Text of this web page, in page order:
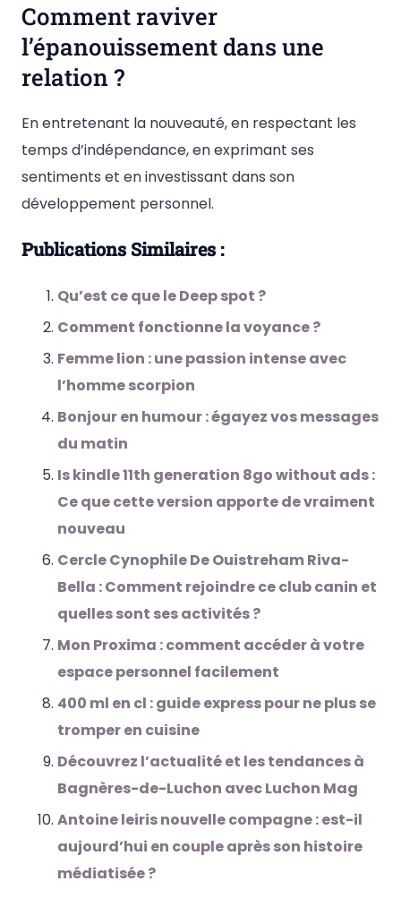
Comment raviver
l’épanouissement dans une
relation ?
En entretenant la nouveauté, en respectant les
temps d’indépendance, en exprimant ses
sentiments et en investissant dans son
développement personnel.
Publications Similaires :
Qu’est ce que le Deep spot ?
Comment fonctionne la voyance ?
Femme lion : une passion intense avec
l’homme scorpion
Bonjour en humour : égayez vos messages
du matin
Is kindle 11th generation 8go without ads :
Ce que cette version apporte de vraiment
nouveau
Cercle Cynophile De Ouistreham Riva-
Bella : Comment rejoindre ce club canin et
quelles sont ses activités ?
Mon Proxima : comment accéder à votre
espace personnel facilement
400 ml en cl : guide express pour ne plus se
tromper en cuisine
Découvrez l’actualité et les tendances à
Bagnères-de-Luchon avec Luchon Mag
Antoine leiris nouvelle compagne : est-il
aujourd’hui en couple après son histoire
médiatisée ?